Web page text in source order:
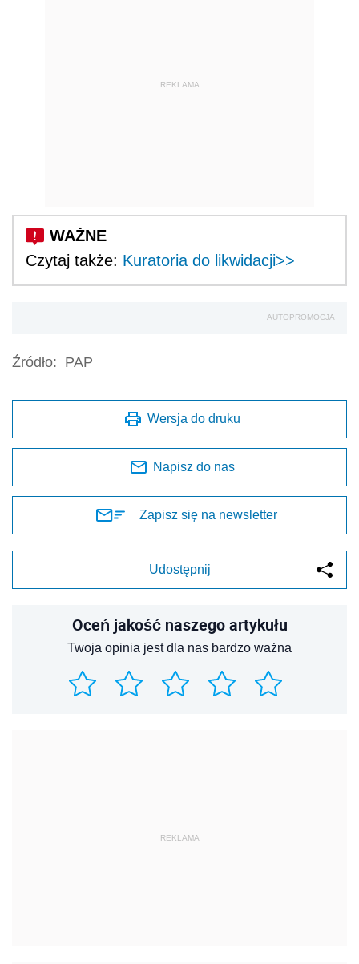
REKLAMA
Czytaj także: Kuratoria do likwidacji>>
AUTOPROMOCJA
Źródło: PAP
Wersja do druku
Napisz do nas
Zapisz się na newsletter
Udostępnij
Oceń jakość naszego artykułu
Twoja opinia jest dla nas bardzo ważna
REKLAMA